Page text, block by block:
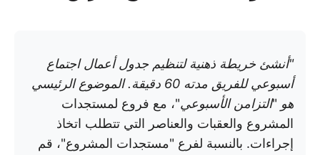
"أنشئ خريطة ذهنية لتنظيم جدول أعمال اجتماع
أسبوعي للفريق مدته 60 دقيقة. الموضوع الرئيسي
هو "التزامن الأسبوعي"، مع فروع لمستجدات
المشروع والعقبات والعناصر التي تتطلب اتخاذ
إجراءات. بالنسبة لفرع "مستجدات المشروع"، قم